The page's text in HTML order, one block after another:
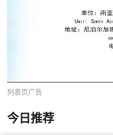
列表页广告
今日推荐